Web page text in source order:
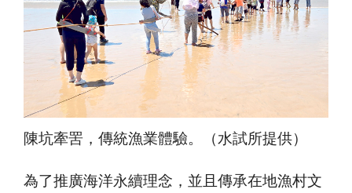
陳坑牽罟，傳統漁業體驗。（水試所提供）
為了推廣海洋永續理念，並且傳承在地漁村文